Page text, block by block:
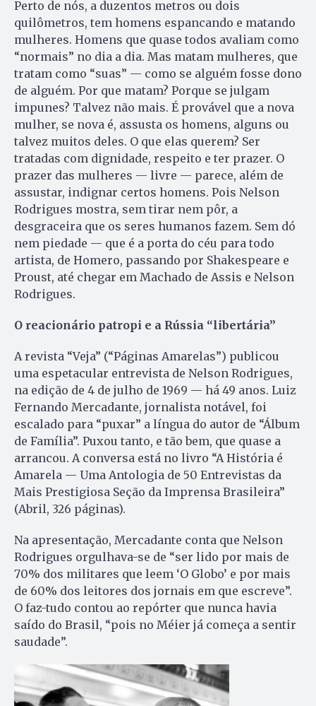
Perto de nós, a duzentos metros ou dois
quilômetros, tem homens espancando e matando
mulheres. Homens que quase todos avaliam como
“normais” no dia a dia. Mas matam mulheres, que
tratam como “suas” — como se alguém fosse dono
de alguém. Por que matam? Porque se julgam
impunes? Talvez não mais. É provável que a nova
mulher, se nova é, assusta os homens, alguns ou
talvez muitos deles. O que elas querem? Ser
tratadas com dignidade, respeito e ter prazer. O
prazer das mulheres — livre — parece, além de
assustar, indignar certos homens. Pois Nelson
Rodrigues mostra, sem tirar nem pôr, a
desgraceira que os seres humanos fazem. Sem dó
nem piedade — que é a porta do céu para todo
artista, de Homero, passando por Shakespeare e
Proust, até chegar em Machado de Assis e Nelson
Rodrigues.
O reacionário patropi e a Rússia “libertária”
A revista “Veja” (“Páginas Amarelas”) publicou
uma espetacular entrevista de Nelson Rodrigues,
na edição de 4 de julho de 1969 — há 49 anos. Luiz
Fernando Mercadante, jornalista notável, foi
escalado para “puxar” a língua do autor de “Álbum
de Família”. Puxou tanto, e tão bem, que quase a
arrancou. A conversa está no livro “A História é
Amarela — Uma Antologia de 50 Entrevistas da
Mais Prestigiosa Seção da Imprensa Brasileira”
(Abril, 326 páginas).
Na apresentação, Mercadante conta que Nelson
Rodrigues orgulhava-se de “ser lido por mais de
70% dos militares que leem ‘O Globo’ e por mais
de 60% dos leitores dos jornais em que escreve”.
O faz-tudo contou ao repórter que nunca havia
saído do Brasil, “pois no Méier já começa a sentir
saudade”.